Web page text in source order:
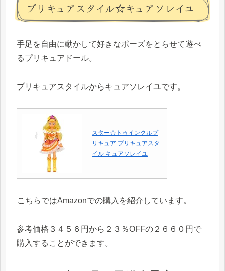
プリキュアスタイル☆キュアソレイユ
手足を自由に動かして好きなポーズをとらせて遊べ
るプリキュアドール。
プリキュアスタイルからキュアソレイユです。
スター☆トゥインクルプ
リキュア プリキュアスタ
イル キュアソレイユ
こちらではAmazonでの購入を紹介しています。
参考価格３４５６円から２３％OFFの２６６０円で
購入することができます。